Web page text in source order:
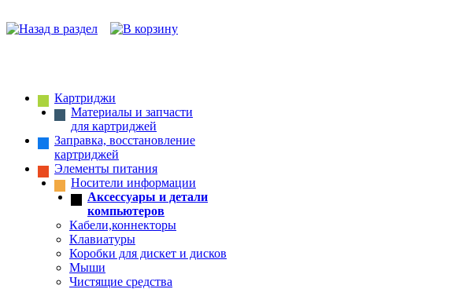
Картриджи
Материалы и запчасти
для картриджей
Заправка, восстановление
картриджей
Элементы питания
Носители информации
Аксессуары и детали
компьютеров
Кабели,коннекторы
Клавиатуры
Коробки для дискет и дисков
Мыши
Чистящие средства